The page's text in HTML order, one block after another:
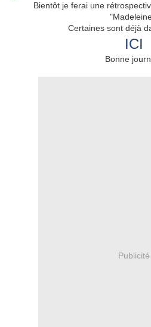
Bientôt je ferai une
Certaines sont déjà
ICI
Bonne
Publicité